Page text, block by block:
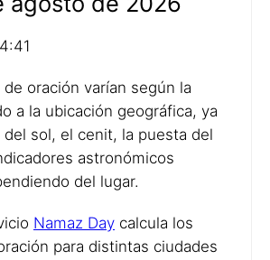
oración varían según la
a la ubicación geográfica, ya
del sol, el cenit, la puesta del
astronómicos
del lugar.
Namaz Day calcula los
para distintas ciudades